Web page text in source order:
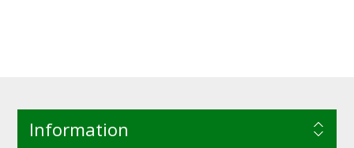
Information